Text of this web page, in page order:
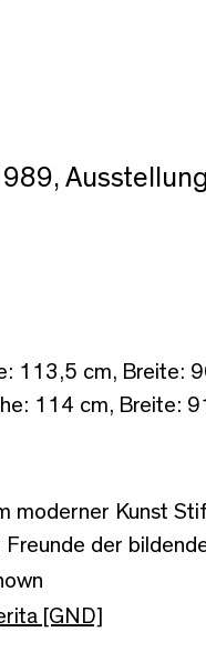
113,5 cm, Breite:
114 cm, Breite:
moderner Kunst
der
[GND]